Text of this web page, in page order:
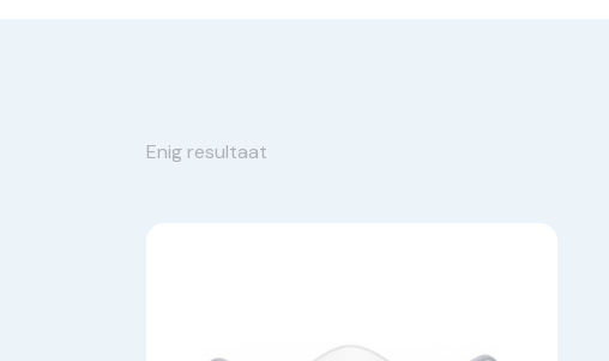
Enig resultaat